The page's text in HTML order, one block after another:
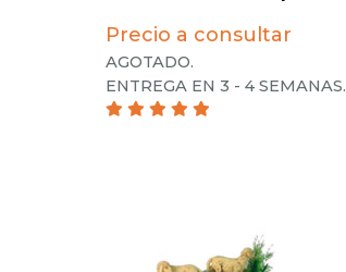
Precio a consultar
AGOTADO.
ENTREGA EN 3 - 4 SEMANAS.